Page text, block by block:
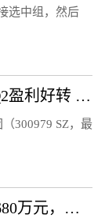
选中组，然后
中银证券给予华利集团买入评级 Q2盈利好转 期待下半年订单拐点显现
300979 SZ，最
强生物业注册资本从500万元增至680万元，增幅36%